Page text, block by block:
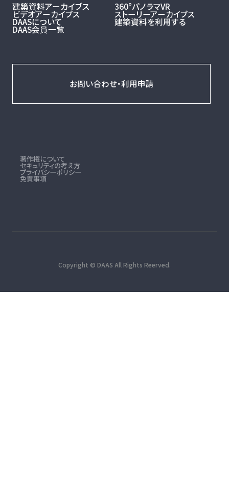
建築資料アーカイブス 360°パノラマVR
ビデオアーカイブス ストーリーアーカイブス
DAASについて 建築資料を利用する
DAAS会員一覧
お問い合わせ・利用申請
著作権について
セキュリティの考え方
プライバシーポリシー
免責事項
Copyright © DAAS All Rights Reerved.